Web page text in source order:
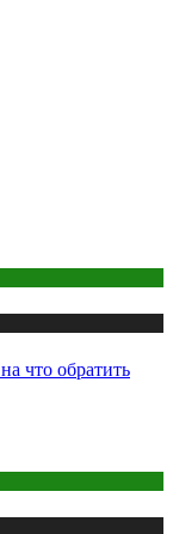
что обратить